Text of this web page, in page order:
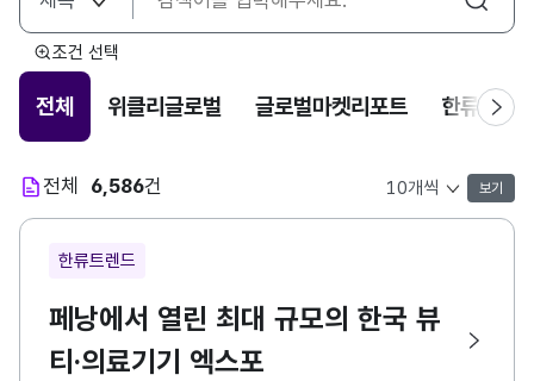
조건 선택
전체 위클리글로벌 글로벌마켓리포트 한류트렌
전체 6,586건
목록 표시 개수 선택
보기
한류트렌드
페낭에서 열린 최대 규모의 한국 뷰
티·의료기기 엑스포